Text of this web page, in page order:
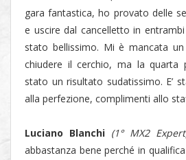
gara fantastica, ho provato delle
e uscire dal cancelletto in
stato bellissimo. Mi è mancata
chiudere il cerchio, ma la quarta
stato un risultato sudatissimo. E’
alla perfezione, complimenti allo
Luciano Blanchi (1° MX2
abbastanza bene perché in